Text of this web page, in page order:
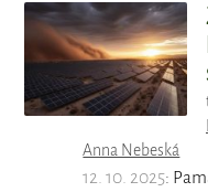
Anna Nebeská
12. 10. 2025: